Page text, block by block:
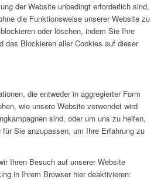
der Website unbedingt erforderlich sind,
die Funktionsweise unserer Website zu
oder löschen, indem Sie Ihre
das Blockieren aller Cookies auf dieser
die entweder in aggregierter Form
wie unsere Website verwendet wird
sind, oder um uns zu helfen,
Sie anzupassen, um Ihre Erfahrung zu
Ihren Besuch auf unserer Website
in Ihrem Browser hier deaktivieren: